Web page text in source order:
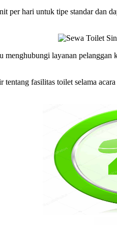
per hari untuk tipe standar dan
layanan
fasilitas toilet selama